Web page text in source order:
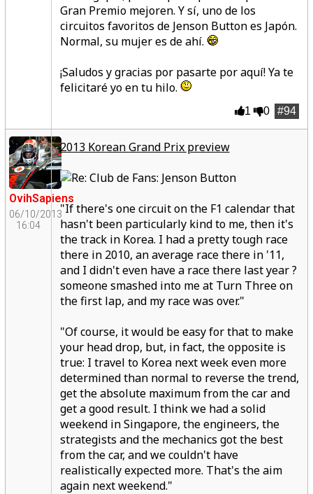
Gran Premio mejoren. Y sí, uno de los
circuitos favoritos de Jenson Button es Japón.
Normal, su mujer es de ahí.
¡Saludos y gracias por pasarte por aquí! Ya te
felicitaré yo en tu hilo.
#94
1 0
OvihSapiens
06/10/2013
16:04
2013 Korean Grand Prix preview
"If there's one circuit on the F1 calendar that
hasn't been particularly kind to me, then it's
the track in Korea. I had a pretty tough race
there in 2010, an average race there in '11,
and I didn't even have a race there last year ?
someone smashed into me at Turn Three on
the first lap, and my race was over."
"Of course, it would be easy for that to make
your head drop, but, in fact, the opposite is
true: I travel to Korea next week even more
determined than normal to reverse the trend,
get the absolute maximum from the car and
get a good result. I think we had a solid
weekend in Singapore, the engineers, the
strategists and the mechanics got the best
from the car, and we couldn't have
realistically expected more. That's the aim
again next weekend."